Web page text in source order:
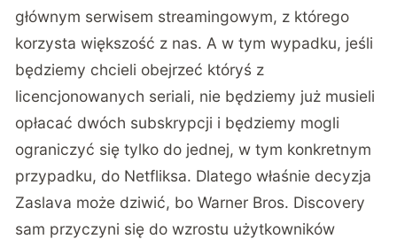
głównym serwisem streamingowym, z którego
korzysta większość z nas. A w tym wypadku, jeśli
będziemy chcieli obejrzeć któryś z
licencjonowanych seriali, nie będziemy już musieli
opłacać dwóch subskrypcji i będziemy mogli
ograniczyć się tylko do jednej, w tym konkretnym
przypadku, do Netfliksa. Dlatego właśnie decyzja
Zaslava może dziwić, bo Warner Bros. Discovery
sam przyczyni się do wzrostu użytkowników